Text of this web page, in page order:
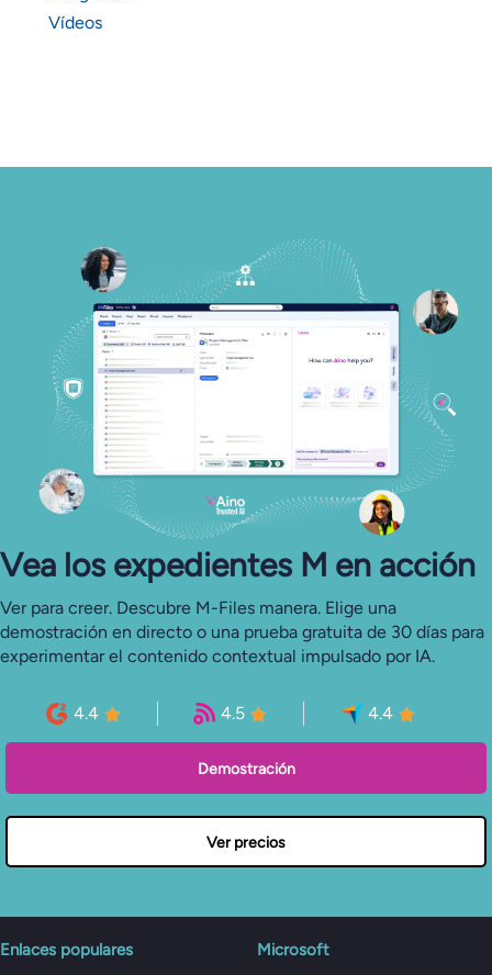
Vídeos
Vea los expedientes M en acción
Ver para creer. Descubre M-Files manera. Elige una
demostración en directo o una prueba gratuita de 30 días para
experimentar el contenido contextual impulsado por IA.
4.4 4.5 4.4
Demostración
Ver precios
Enlaces populares Microsoft